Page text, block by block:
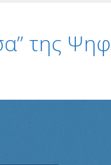
της